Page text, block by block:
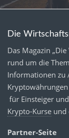
Die
Das Magazin
rund um die
Informationen zu
für Einsteiger
Krypto-Kurse und
Partner-Seite